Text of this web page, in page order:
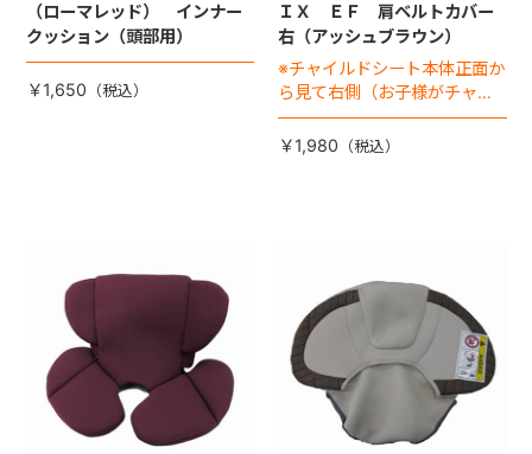
（ローマレッド） インナー
クッション（頭部用）
￥1,650
ＩＸ ＥＦ 肩ベルトカバー
右（アッシュブラウン）
※チャイルドシート本体正面か
ら見て右側（お子様がチャイ
ルドシートに座った状態で左
手側となります）
￥1,980